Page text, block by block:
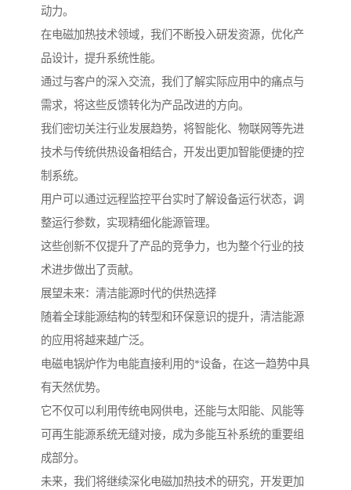
动力。
在电磁加热技术领域，我们不断投入研发资源，优化产
品设计，提升系统性能。
通过与客户的深入交流，我们了解实际应用中的痛点与
需求，将这些反馈转化为产品改进的方向。
我们密切关注行业发展趋势，将智能化、物联网等先进
技术与传统供热设备相结合，开发出更加智能便捷的控
制系统。
用户可以通过远程监控平台实时了解设备运行状态，调
整运行参数，实现精细化能源管理。
这些创新不仅提升了产品的竞争力，也为整个行业的技
术进步做出了贡献。
展望未来：清洁能源时代的供热选择
随着全球能源结构的转型和环保意识的提升，清洁能源
的应用将越来越广泛。
电磁电锅炉作为电能直接利用的*设备，在这一趋势中具
有天然优势。
它不仅可以利用传统电网供电，还能与太阳能、风能等
可再生能源系统无缝对接，成为多能互补系统的重要组
成部分。
未来，我们将继续深化电磁加热技术的研究，开发更加